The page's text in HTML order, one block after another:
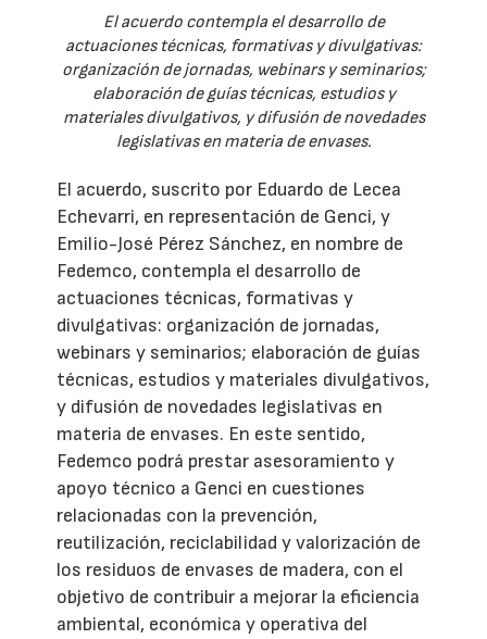
El acuerdo contempla el desarrollo de
actuaciones técnicas, formativas y divulgativas:
organización de jornadas, webinars y seminarios;
elaboración de guías técnicas, estudios y
materiales divulgativos, y difusión de novedades
legislativas en materia de envases.
El acuerdo, suscrito por Eduardo de Lecea
Echevarri, en representación de Genci, y
Emilio-José Pérez Sánchez, en nombre de
Fedemco, contempla el desarrollo de
actuaciones técnicas, formativas y
divulgativas: organización de jornadas,
webinars y seminarios; elaboración de guías
técnicas, estudios y materiales divulgativos,
y difusión de novedades legislativas en
materia de envases. En este sentido,
Fedemco podrá prestar asesoramiento y
apoyo técnico a Genci en cuestiones
relacionadas con la prevención,
reutilización, reciclabilidad y valorización de
los residuos de envases de madera, con el
objetivo de contribuir a mejorar la eficiencia
ambiental, económica y operativa del